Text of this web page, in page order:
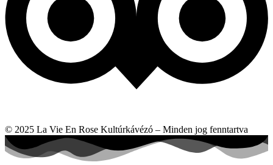
© 2025 La Vie En Rose Kultúrkávézó – Minden jog fenntartva